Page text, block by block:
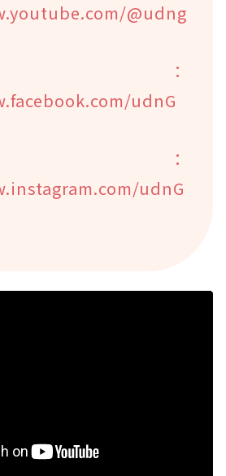
@udng
：
udnG
：
udnG